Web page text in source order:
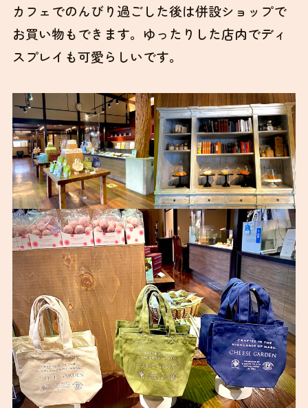
カフェでのんびり過ごした後は併設ショップで
お買い物もできます。ゆったりした店内でディ
スプレイも可愛らしいです。